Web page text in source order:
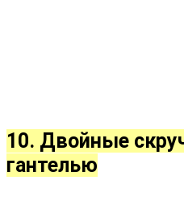
10. Двойные
гантелью